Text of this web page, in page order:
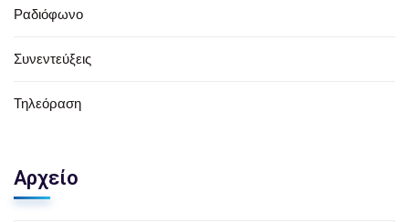
Ραδιόφωνο
Συνεντεύξεις
Τηλεόραση
Αρχείο